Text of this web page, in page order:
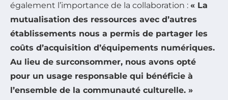
également l’importance de la collaboration : « La
mutualisation des ressources avec d’autres
établissements nous a permis de partager les
coûts d’acquisition d’équipements numériques.
Au lieu de surconsommer, nous avons opté
pour un usage responsable qui bénéficie à
l’ensemble de la communauté culturelle. »